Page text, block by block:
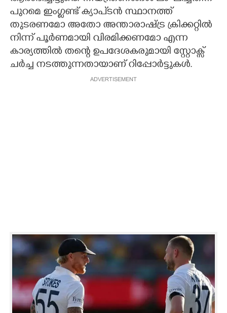
പുറമെ ഇംഗ്ലണ്ട് ക്യാപ്ടൻ സ്ഥാനത്ത്
തുടരണമോ അതോ അന്താരാഷ്ട്ര ക്രിക്കറ്റിൽ
നിന്ന് പൂർണമായി വിരമിക്കണമോ എന്ന
കാര്യത്തിൽ തന്റെ ഉപദേശകരുമായി സ്റ്റോക്സ്
ചർച്ച നടത്തുന്നതായാണ് റിപ്പോർട്ടുകൾ.
ADVERTISEMENT